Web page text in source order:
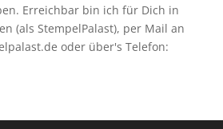
Erreichbar bin ich für Dich in
(als StempelPalast), per Mail an
oder über's Telefon: